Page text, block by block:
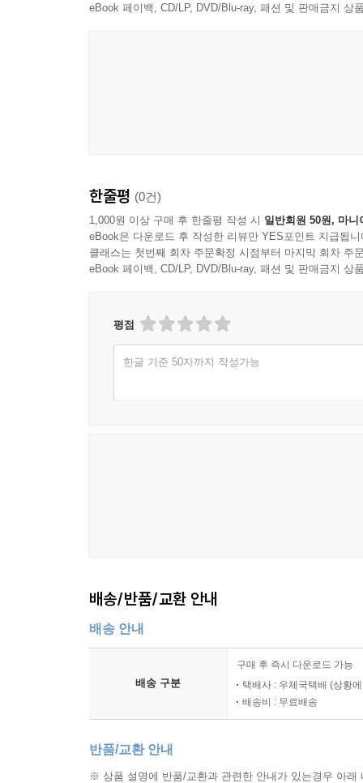
〈모래시계〉는 작가 지망생이라면 반드시 읽
이렇게 시간이 흘러도 뜨거운 반응이 식지 않
이야기를 지금 다시 끄집어내도 괜찮은 것인지 고
20년 전, ‘힘’에 대한 이야기를 하고 싶다던 故김
故김종학 감독은 세상을 떠났다. 송지나 작가는
올리리라 생각했다고 한다.
역사는 끊임없이 반복되기에 다시 일어나선
수 있게 해준다. 어느 시대든 역사는 개인에게 상
우리에게 미래를 묻는다.
《모래시계》 작가판 대본집 1권에는 13부까지
eBook 페이백, CD/LP, DVD/Blu-ray, 패션 및 판매금지 상
한줄평 (0건)
1,000원 이상 구매 후 한줄평 작성 시 일반회원 50원, 마니
eBook은 다운로드 후 작성한 리뷰만 YES포인트 지급됩니
클래스는 첫번째 회차 주문확정 시점부터 마지막 회차 주
eBook 페이백, CD/LP, DVD/Blu-ray, 패션 및 판매금지 상
평점
한글 기준 50자까지 작성가능
배송/반품/교환 안내
배송 안내
배송 구분
구매 후 즉시 다운로드 가능
택배사 : 우체국택배 (상황
배송비 : 무료배송
반품/교환 안내
※ 상품 설명에 반품/교환과 관련한 안내가 있는경우 아